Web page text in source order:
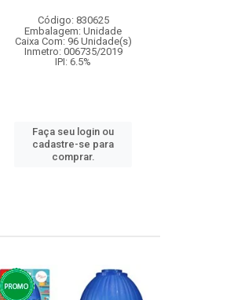
Código: 830625
Embalagem: Unidade
Caixa Com: 96 Unidade(s)
Inmetro: 006735/2019
IPI: 6.5%
Faça seu login ou
cadastre-se para
comprar.